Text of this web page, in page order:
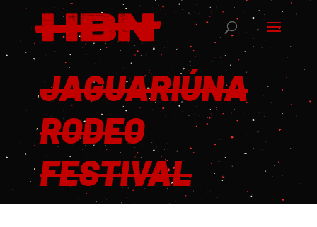
JAGUARIÚNA
RODEO
FESTIVAL